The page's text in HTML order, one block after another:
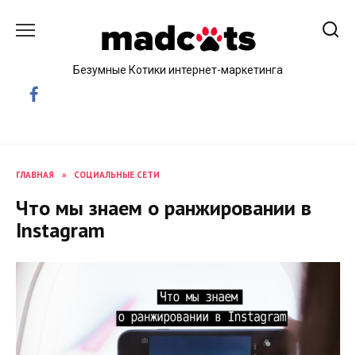
Безумные Котики интернет-маркетинга
ГЛАВНАЯ » СОЦИАЛЬНЫЕ СЕТИ
Что мы знаем о ранжировании в
Instagram